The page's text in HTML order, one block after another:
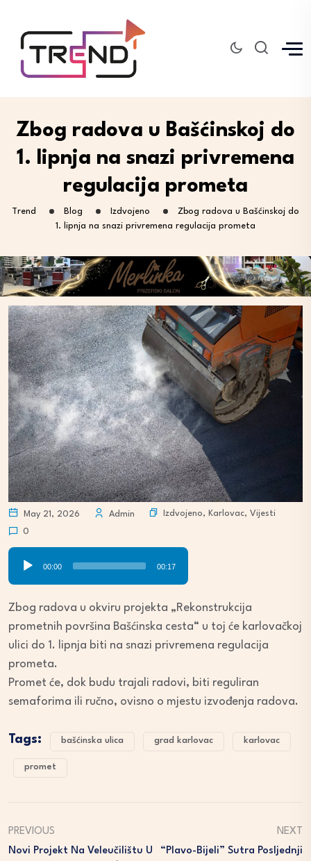
Zbog radova u Bašćinskoj do
1. lipnja na snazi privremena
regulacija prometa
Trend Blog Izdvojeno
Zbog radova u Bašćinskoj do
1. lipnja na snazi privremena regulacija prometa
May 21, 2026 Admin Izdvojeno, Karlovac, Vijesti
0
Audio
Player
00:00 00:17
Zbog radova u okviru projekta „Rekonstrukcija
prometnih površina Bašćinska cesta“ u toj će karlovačkoj
ulici do 1. lipnja biti na snazi privremena regulacija
prometa.
Promet će, dok budu trajali radovi, biti reguliran
semaforima ili ručno, ovisno o mjestu izvođenja radova.
Tags: bašćinska ulica grad karlovac karlovac
promet
PREVIOUS
Novi Projekt Na Veleučilištu U
NEXT
“Plavo-Bijeli” Sutra Posljednji